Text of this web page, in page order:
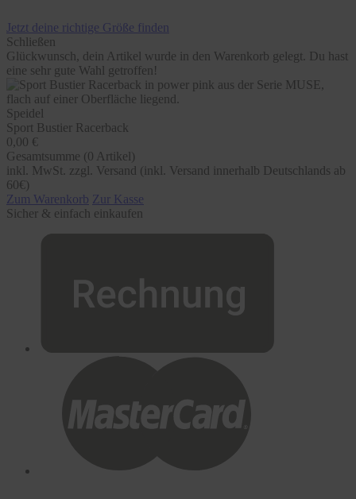
Jetzt deine richtige Größe finden
Schließen
Glückwunsch, dein Artikel wurde in den Warenkorb gelegt. Du hast
eine sehr gute Wahl getroffen!
Speidel
Sport Bustier Racerback
0,00 €
Gesamtsumme (0 Artikel)
inkl. MwSt. zzgl. Versand (inkl. Versand innerhalb Deutschlands ab
60€)
Zum Warenkorb Zur Kasse
Sicher & einfach einkaufen